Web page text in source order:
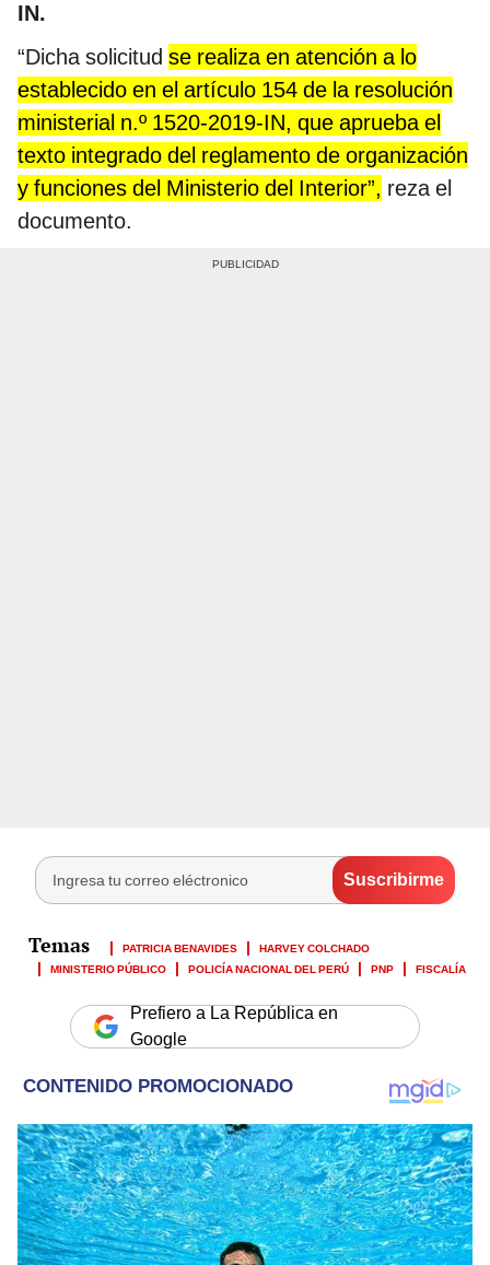
IN.
“Dicha solicitud se realiza en atención a lo
establecido en el artículo 154 de la resolución
ministerial n.º 1520-2019-IN, que aprueba el
texto integrado del reglamento de organización
y funciones del Ministerio del Interior”, reza el
documento.
PATRICIA BENAVIDES
HARVEY COLCHADO
MINISTERIO PÚBLICO
POLICÍA NACIONAL DEL PERÚ PNP FISCALÍA
Prefiero a La República en
Google